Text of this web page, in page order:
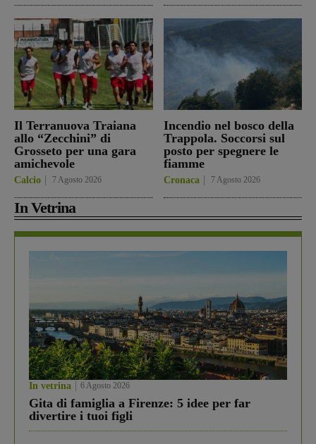
Il Terranuova Traiana
allo “Zecchini” di
Grosseto per una gara
amichevole
Calcio 7 Agosto 2026
Incendio nel bosco della
Trappola. Soccorsi sul
posto per spegnere le
fiamme
Cronaca 7 Agosto 2026
In Vetrina
In vetrina 6 Agosto 2026
Gita di famiglia a Firenze: 5 idee per far
divertire i tuoi figli